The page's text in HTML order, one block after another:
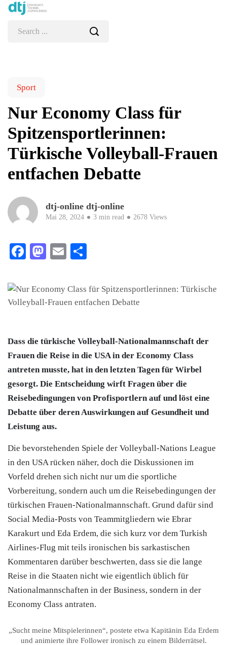
Sport
Nur Economy Class für
Spitzensportlerinnen:
Türkische Volleyball-Frauen
entfachen Debatte
dtj-online dtj-online
Mai 28, 2024 3 min read 2678 Views
Facebook
Mastodon
Email
Dass die türkische Volleyball-Nationalmannschaft der
Frauen die Reise in die USA in der Economy Class
antreten musste, hat in den letzten Tagen für Wirbel
gesorgt. Die Entscheidung wirft Fragen über die
Reisebedingungen von Profisportlern auf und löst eine
Debatte über deren Auswirkungen auf Gesundheit und
Leistung aus.
Die bevorstehenden Spiele der Volleyball-Nations League
in den USA rücken näher, doch die Diskussionen im
Vorfeld drehen sich nicht nur um die sportliche
Vorbereitung, sondern auch um die Reisebedingungen der
türkischen Frauen-Nationalmannschaft. Grund dafür sind
Social Media-Posts von Teammitgliedern wie Ebrar
Karakurt und Eda Erdem, die sich kurz vor dem Turkish
Airlines-Flug mit teils ironischen bis sarkastischen
Kommentaren darüber beschwerten, dass sie die lange
Reise in die Staaten nicht wie eigentlich üblich für
Nationalmannschaften in der Business, sondern in der
Economy Class antraten.
„Sucht meine Mitspielerinnen“, postete etwa Kapitänin Eda Erdem
und animierte ihre Follower ironisch zu einem Bilderrätsel.